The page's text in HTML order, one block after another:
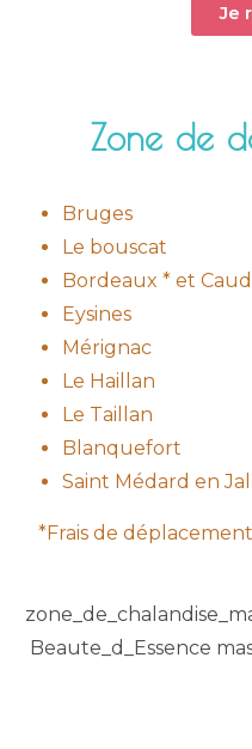
Je
Zone de
Bruges
Le bouscat
Bordeaux * et
Eysines
Mérignac
Le Haillan
Le Taillan
Blanquefort
Saint Médard en
*Frais de